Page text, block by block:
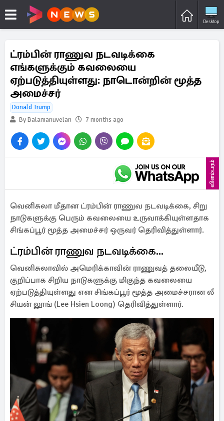
Desktop
ட்ரம்பின் ராணுவ நடவடிக்கை
எங்களுக்கும் கவலையை
ஏற்படுத்தியுள்ளது: நாடொன்றின் மூத்த
அமைச்சர்
Donald Trump
By Balamanuvelan
7 months ago
விளம்பரம்
வெனிசுலா மீதான ட்ரம்பின் ராணுவ நடவடிக்கை, சிறு
நாடுகளுக்கு பெரும் கவலையை உருவாக்கியுள்ளதாக
சிங்கப்பூர் மூத்த அமைச்சர் ஒருவர் தெரிவித்துள்ளார்.
ட்ரம்பின் ராணுவ நடவடிக்கை...
வெனிசுலாவில் அமெரிக்காவின் ராணுவத் தலையீடு,
குறிப்பாக சிறிய நாடுகளுக்கு மிகுந்த கவலையை
ஏற்படுத்தியுள்ளது என சிங்கப்பூர் மூத்த அமைச்சரான லீ
சியன் லூங் (Lee Hsien Loong) தெரிவித்துள்ளார்.